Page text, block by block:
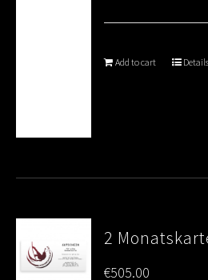
Add to cart Details
2
€505.00